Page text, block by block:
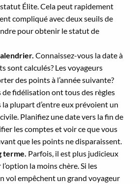
statut Élite. Cela peut rapidement
compliqué avec deux seuils de
pour obtenir le statut de
Connaissez-vous la date à
sont calculés? Les voyageurs
des points à l’année suivante?
de fidélisation ont tous des règles
plupart d’entre eux prévoient un
Planifiez une date vers la fin de
les comptes et voir ce que vous
que les points ne disparaissent.
terme. Parfois, il est plus judicieux
la moins chère. Si les
vol empêchent un grand voyageur